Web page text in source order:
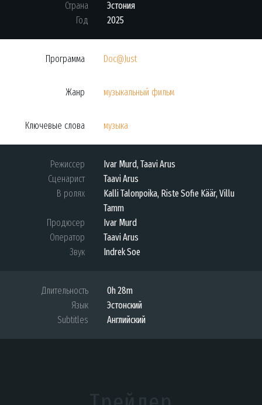
Страна
Эстония
Год
2025
Программа Doc@Just
Жанр музыкальный фильм
Ключевые слова музыка
Режиссер
Ivar Murd, Taavi Arus
Сценарист
Taavi Arus
В ролях
Kalli Talonpoika, Riste Sofie Käär, Villu
Tamm
Продюсер
Ivar Murd
Оператор
Taavi Arus
Звук
Indrek Soe
Длительность
0h 28m
Язык
Эстонский
Subtitles
Английский